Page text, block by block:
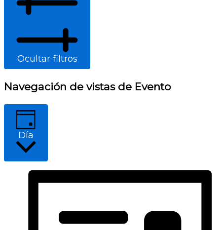
Ocultar filtros
Navegación de vistas de Evento
Día